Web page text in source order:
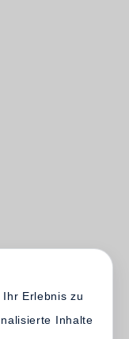
Erlebnis zu
Inhalte